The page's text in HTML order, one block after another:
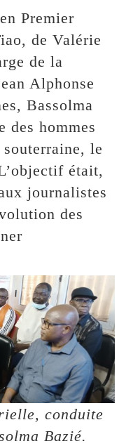
Premier
de Valérie
de la
Alphonse
Bassolma
des hommes
le
était,
journalistes
des
conduite
Bazié.